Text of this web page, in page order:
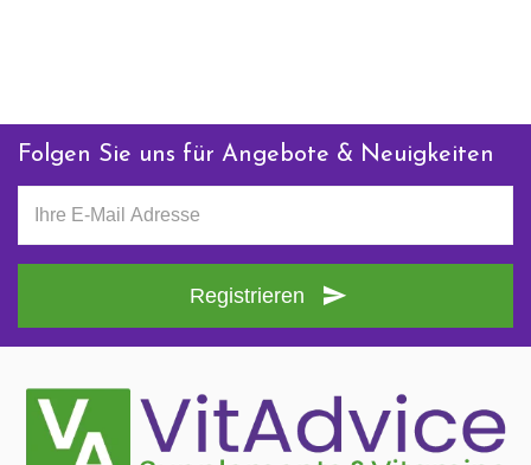
Folgen Sie uns für Angebote & Neuigkeiten
Registrieren